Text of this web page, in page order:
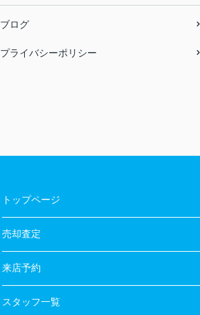
ブログ
プライバシーポリシー
トップページ
売却査定
来店予約
スタッフ一覧